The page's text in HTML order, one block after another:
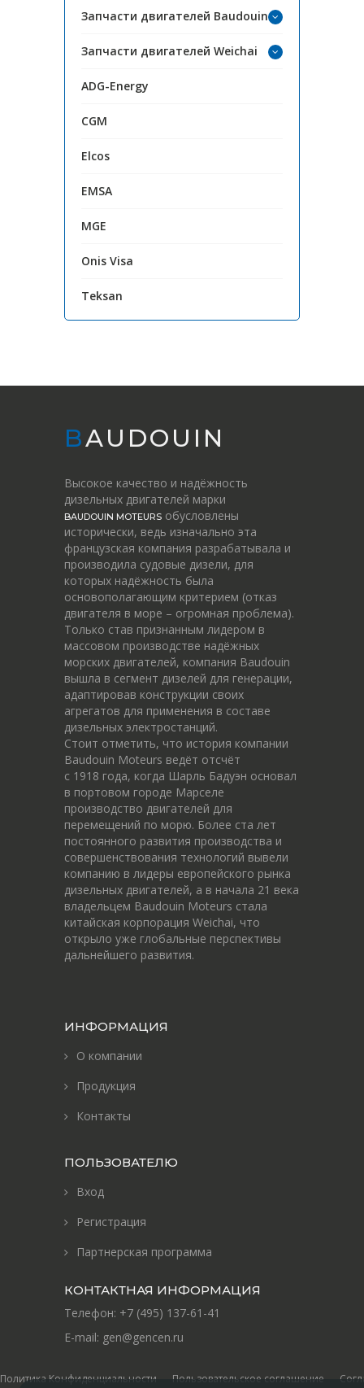
Запчасти двигателей Baudouin
Запчасти двигателей Weichai
ADG-Energy
CGM
Elcos
EMSA
MGE
Onis Visa
Teksan
BAUDOUIN
Высокое качество и надёжность
дизельных двигателей марки
BAUDOUIN MOTEURS обусловлены
исторически, ведь изначально эта
французская компания разрабатывала и
производила судовые дизели, для
которых надёжность была
основополагающим критерием (отказ
двигателя в море – огромная проблема).
Только став признанным лидером в
массовом производстве надёжных
морских двигателей, компания Baudouin
вышла в сегмент дизелей для генерации,
адаптировав конструкции своих
агрегатов для применения в составе
дизельных электростанций.
Стоит отметить, что история компании
Baudouin Moteurs ведёт отсчёт
c 1918 года, когда Шарль Бадуэн основал
в портовом городе Марселе
производство двигателей для
перемещений по морю. Более ста лет
постоянного развития производства и
совершенствования технологий вывели
компанию в лидеры европейского рынка
дизельных двигателей, а в начала 21 века
владельцем Baudouin Moteurs стала
китайская корпорация Weichai, что
открыло уже глобальные перспективы
дальнейшего развития.
ИНФОРМАЦИЯ
О компании
Продукция
Контакты
ПОЛЬЗОВАТЕЛЮ
Вход
Регистрация
Партнерская программа
КОНТАКТНАЯ ИНФОРМАЦИЯ
Телефон: +7 (495) 137-61-41
E-mail: gen@gencen.ru
Политика Конфиденциальности Пользовательское соглашение